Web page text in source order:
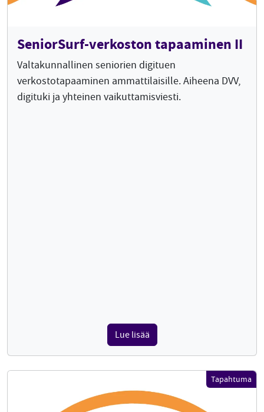
SeniorSurf-verkoston tapaaminen II
Valtakunnallinen seniorien digituen
verkostotapaaminen ammattilaisille. Aiheena DVV,
digituki ja yhteinen vaikuttamisviesti.
Lue lisää
Tapahtuma